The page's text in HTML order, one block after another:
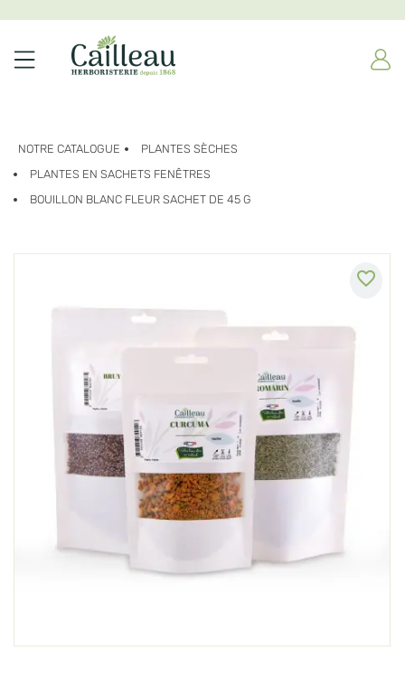
NOTRE CATALOGUE
PLANTES SÈCHES
PLANTES EN SACHETS FENÊTRES
BOUILLON BLANC FLEUR SACHET DE 45 G
favorite_border